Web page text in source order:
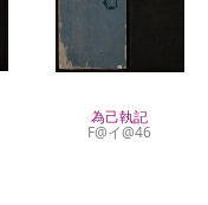
為己執記
F@イ@46